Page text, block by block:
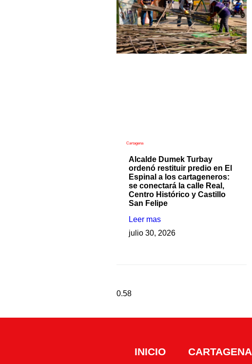
Cartagena
Alcalde Dumek Turbay
ordenó restituir predio en El
Espinal a los cartageneros:
se conectará la calle Real,
Centro Histórico y Castillo
San Felipe
Leer mas
julio 30, 2026
INICIO CARTAGENA